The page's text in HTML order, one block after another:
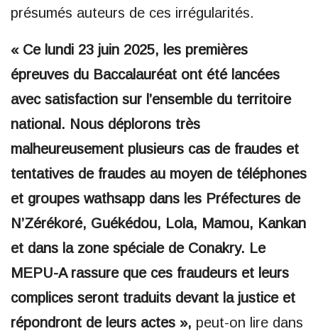
présumés auteurs de ces irrégularités.
« Ce lundi 23 juin 2025, les premières
épreuves du Baccalauréat ont été lancées
avec satisfaction sur l’ensemble du territoire
national. Nous déplorons très
malheureusement plusieurs cas de fraudes et
tentatives de fraudes au moyen de téléphones
et groupes wathsapp dans les Préfectures de
N’Zérékoré, Guékédou, Lola, Mamou, Kankan
et dans la zone spéciale de Conakry. Le
MEPU-A rassure que ces fraudeurs et leurs
complices seront traduits devant la justice et
répondront de leurs actes », peut-on lire dans